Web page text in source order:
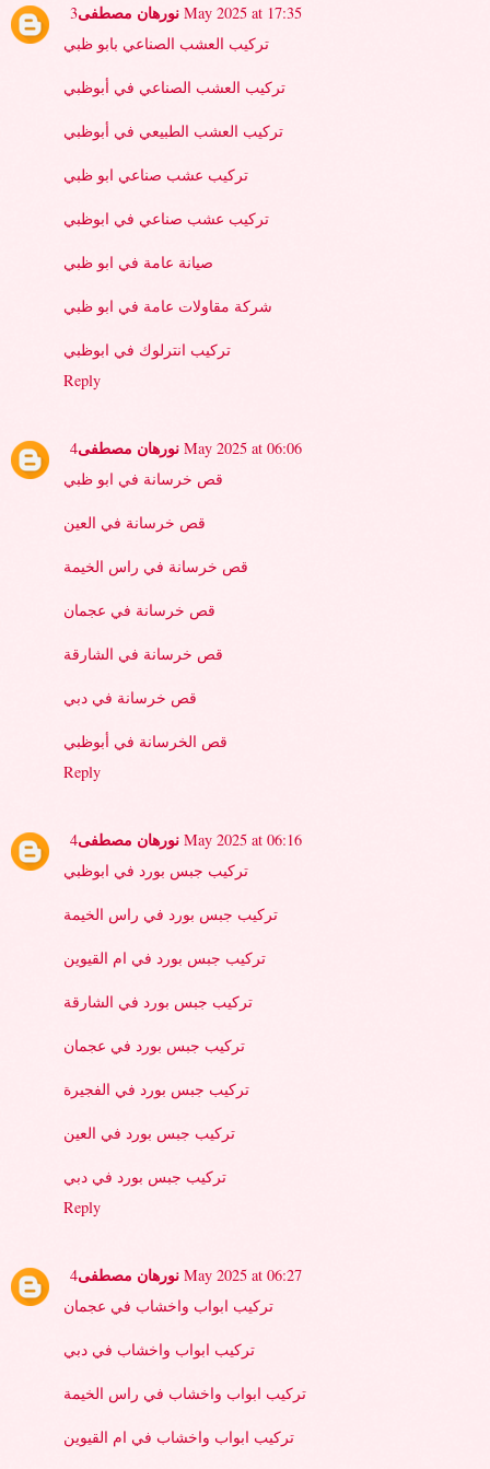
نورهان مصطفى 3 May 2025 at 17:35
تركيب العشب الصناعي بابو ظبي
تركيب العشب الصناعي في أبوظبي
تركيب العشب الطبيعي في أبوظبي
تركيب عشب صناعي ابو ظبي
تركيب عشب صناعي في ابوظبي
صيانة عامة في ابو ظبي
شركة مقاولات عامة في ابو ظبي
تركيب انترلوك في ابوظبي
Reply
نورهان مصطفى 4 May 2025 at 06:06
قص خرسانة في ابو ظبي
قص خرسانة في العين
قص خرسانة في راس الخيمة
قص خرسانة في عجمان
قص خرسانة في الشارقة
قص خرسانة في دبي
قص الخرسانة في أبوظبي
Reply
نورهان مصطفى 4 May 2025 at 06:16
تركيب جبس بورد في ابوظبي
تركيب جبس بورد في راس الخيمة
تركيب جبس بورد في ام القيوين
تركيب جبس بورد في الشارقة
تركيب جبس بورد في عجمان
تركيب جبس بورد في الفجيرة
تركيب جبس بورد في العين
تركيب جبس بورد في دبي
Reply
نورهان مصطفى 4 May 2025 at 06:27
تركيب ابواب واخشاب في عجمان
تركيب ابواب واخشاب في دبي
تركيب ابواب واخشاب في راس الخيمة
تركيب ابواب واخشاب في ام القيوين